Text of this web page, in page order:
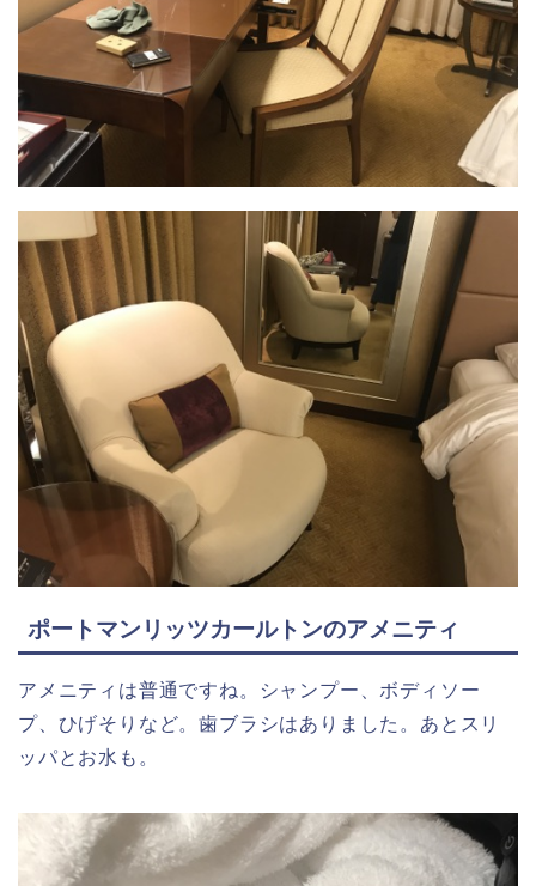
ポートマンリッツカールトンのアメニティ
アメニティは普通ですね。シャンプー、ボディソー
プ、ひげそりなど。歯ブラシはありました。あとスリ
ッパとお水も。